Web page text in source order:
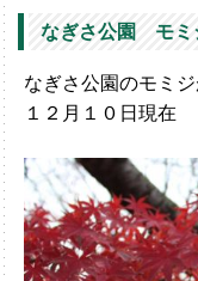
なぎさ公園 モミ
なぎさ公園のモミ
１２月１０日現在